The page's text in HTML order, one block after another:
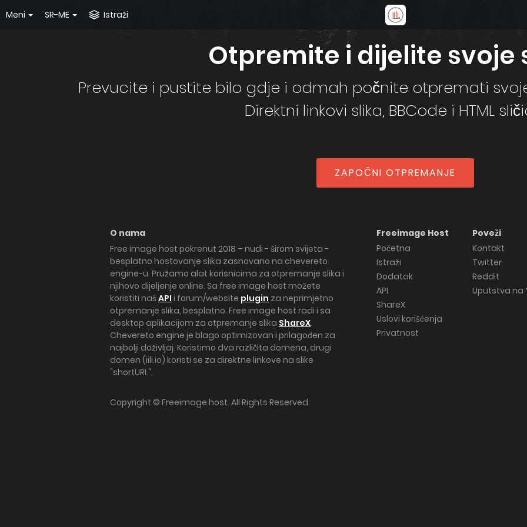
Meni SR-ME Istraži
Otpremite i dijelite svoje
Prevucite i pustite bilo gdje i odmah počnite otpremati svoje
Direktni linkovi slika, BBCode i HTML
ZAPOČNI OTPREMANJE
O nama
Free image host pokrenut 2018 – nudi - širom svijeta -
besplatno hostovanje slika zasnovano na chevereto
engine-u. Pružamo alat korisnicima za otpremanje slika i
njihovo dijeljenje online. Sa free image host možete
koristiti našAPI i forum/website plugin za neprimjetno
otpremanje slika, besplatno. Free image host radi i sa
desktop aplikacijom za otpremanje slika ShareX.
Chevereto engine je blago optimizovan i prilagođen za
najbolji doživljaj. Koristimo dva različita domena, drugi
domen (iili.io) koristi se za direktne linkove na slike
"shortURL".
Freeimage Host
Početna
Istraži
Dodatak
API
ShareX
Uslovi korišćenja
Privatnost
Poveži
Kontakt
Twitter
Reddit
Uputstva na
Copyright © Freeimage.host. All Rights Reserved.